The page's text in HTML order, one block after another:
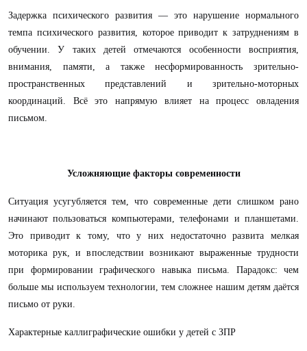
Задержка психического развития — это нарушение нормального
темпа психического развития, которое приводит к затруднениям в
обучении. У таких детей отмечаются особенности восприятия,
внимания, памяти, а также несформированность зрительно-
пространственных представлений и зрительно-моторных
координаций. Всё это напрямую влияет на процесс овладения
письмом.
Усложняющие факторы современности
Ситуация усугубляется тем, что современные дети слишком рано
начинают пользоваться компьютерами, телефонами и планшетами.
Это приводит к тому, что у них недостаточно развита мелкая
моторика рук, и впоследствии возникают выраженные трудности
при формировании графического навыка письма. Парадокс: чем
больше мы используем технологии, тем сложнее нашим детям даётся
письмо от руки.
Характерные каллиграфические ошибки у детей с ЗПР